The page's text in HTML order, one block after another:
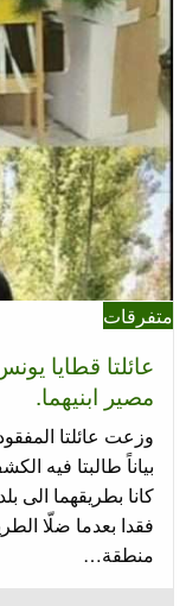
متفرقات
عائلتا قطايا
مصير ابنيهما.
وزعت عائلتا
بياناً طالبتا فيه
كانا بطريقهما الى
فقدا بعدما ضلّا
منطقة…